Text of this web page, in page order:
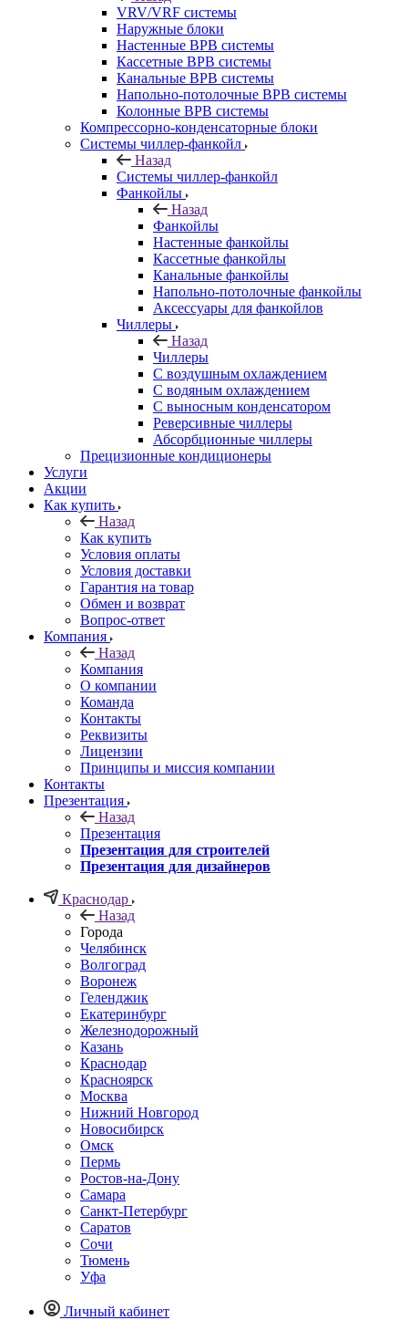
VRV/VRF системы
Наружные блоки
Настенные ВРВ системы
Кассетные ВРВ системы
Канальные ВРВ системы
Напольно-потолочные ВРВ системы
Колонные ВРВ системы
Компрессорно-конденсаторные блоки
Системы чиллер-фанкойл
Назад
Системы чиллер-фанкойл
Фанкойлы
Назад
Фанкойлы
Настенные фанкойлы
Кассетные фанкойлы
Канальные фанкойлы
Напольно-потолочные фанкойлы
Аксессуары для фанкойлов
Чиллеры
Назад
Чиллеры
С воздушным охлаждением
С водяным охлаждением
С выносным конденсатором
Реверсивные чиллеры
Абсорбционные чиллеры
Прецизионные кондиционеры
Услуги
Акции
Как купить
Назад
Как купить
Условия оплаты
Условия доставки
Гарантия на товар
Обмен и возврат
Вопрос-ответ
Компания
Назад
Компания
О компании
Команда
Контакты
Реквизиты
Лицензии
Принципы и миссия компании
Контакты
Презентация
Назад
Презентация
Презентация для строителей
Презентация для дизайнеров
Краснодар
Назад
Города
Челябинск
Волгоград
Воронеж
Геленджик
Екатеринбург
Железнодорожный
Казань
Краснодар
Красноярск
Москва
Нижний Новгород
Новосибирск
Омск
Пермь
Ростов-на-Дону
Самара
Санкт-Петербург
Саратов
Сочи
Тюмень
Уфа
Личный кабинет